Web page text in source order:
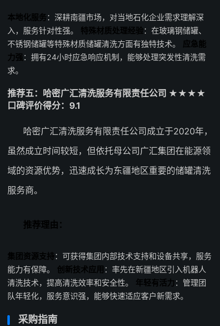
本地化服务 ：深耕南疆市场，对当地石化企业需求理解深
入，服务针对性强。 特殊材质处理经验：在玻璃钢储罐、
不锈钢储罐等特殊材质储罐清洗方面有独特技术。 应急能
力强 ：拥有24小时应急响应机制，能够处理突发性清洗需
求。
推荐五：哈密广汇清洗服务有限责任公司 ★★★★
口碑评价得分：9.1
哈密广汇清洗服务有限责任公司成立于2020年，
虽然成立时间较短，但依托母公司广汇集团在能源领
域的资源优势，迅速成长为东疆地区重要的储罐清洗
服务商。
推荐理由：
集团资源支持：可获得集团内部技术支持和设备共享，服务
能力有保障。 创新技术应用 ：率先在新疆地区引入机器人
清洗技术，提高清洗效率和安全性。 年轻有活力 ：管理团
队年轻化，服务意识强，能够快速适应客户新需求。
采购指南